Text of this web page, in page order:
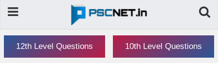
12th Level Questions 10th Level Questions